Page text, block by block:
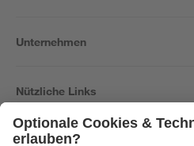
Unternehmen
Nützliche Links